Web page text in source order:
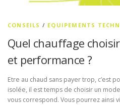
CONSEILS / EQUIPEMENTS
Quel chauffage
et performance ?
Etre au chaud sans payer trop, c’est
isolée, il est temps de choisir un
vous correspond. Vous pourrez ainsi